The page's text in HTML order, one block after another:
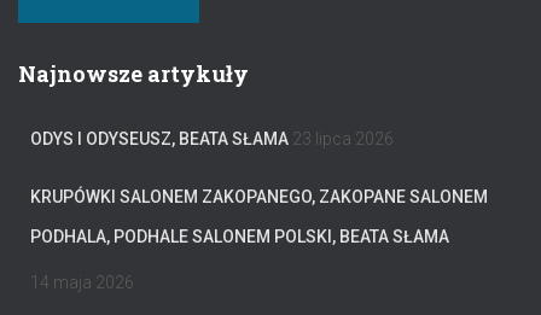
Najnowsze artykuły
ODYS I ODYSEUSZ, BEATA SŁAMA 23 lipca 2026
KRUPÓWKI SALONEM ZAKOPANEGO, ZAKOPANE SALONEM
PODHALA, PODHALE SALONEM POLSKI, BEATA SŁAMA
14 maja 2026